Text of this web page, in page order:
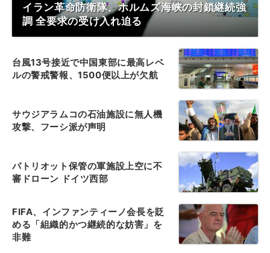
イラン革命防衛隊、ホルムズ海峡の封鎖継続強
調 全要求の受け入れ迫る
台風13号接近で中国東部に最高レベ
ルの警戒警報、1500便以上が欠航
サウジアラムコの石油施設に無人機
攻撃、フーシ派が声明
パトリオット保管の軍施設上空に不
審ドローン ドイツ西部
FIFA、インファンティーノ会長を貶
める「組織的かつ継続的な妨害」を
非難